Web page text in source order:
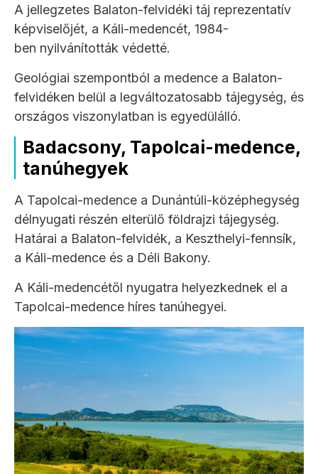
A jellegzetes Balaton-felvidéki táj reprezentatív
képviselőjét, a Káli-medencét, 1984-
ben nyilvánították védetté.
Geológiai szempontból a medence a Balaton-
felvidéken belül a legváltozatosabb tájegység, és
országos viszonylatban is egyedülálló.
Badacsony, Tapolcai-medence,
tanúhegyek
A Tapolcai-medence a Dunántúli-középhegység
délnyugati részén elterülő földrajzi tájegység.
Határai a Balaton-felvidék, a Keszthelyi-fennsík,
a Káli-medence és a Déli Bakony.
A Káli-medencétől nyugatra helyezkednek el a
Tapolcai-medence híres tanúhegyei.